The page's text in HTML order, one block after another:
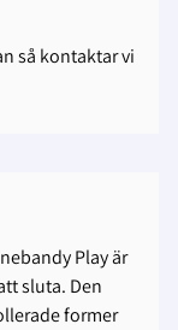
så kontaktar vi
Play är
sluta. Den
former